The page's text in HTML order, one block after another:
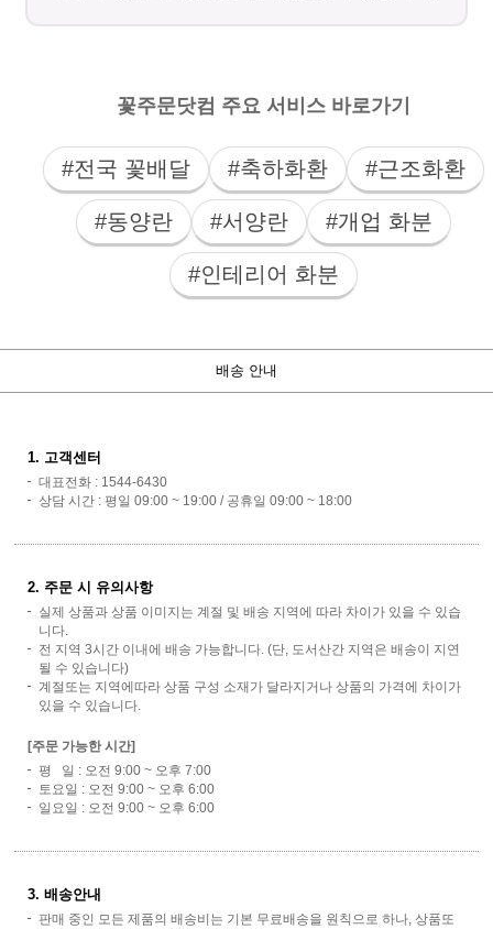
꽃주문닷컴 주요 서비스 바로가기
#전국 꽃배달 #축하화환 #근조화환
#동양란 #서양란 #개업 화분
#인테리어 화분
배송 안내
1. 고객센터
대표전화 : 1544-6430
상담 시간 : 평일 09:00 ~ 19:00 / 공휴일 09:00 ~ 18:00
2. 주문 시 유의사항
실제 상품과 상품 이미지는 계절 및 배송 지역에 따라 차이가 있을 수 있습
니다.
전 지역 3시간 이내에 배송 가능합니다. (단, 도서산간 지역은 배송이 지연
될 수 있습니다)
계절또는 지역에따라 상품 구성 소재가 달라지거나 상품의 가격에 차이가
있을 수 있습니다.
[주문 가능한 시간]
평 일 : 오전 9:00 ~ 오후 7:00
토요일 : 오전 9:00 ~ 오후 6:00
일요일 : 오전 9:00 ~ 오후 6:00
3. 배송안내
판매 중인 모든 제품의 배송비는 기본 무료배송을 원칙으로 하나, 상품또